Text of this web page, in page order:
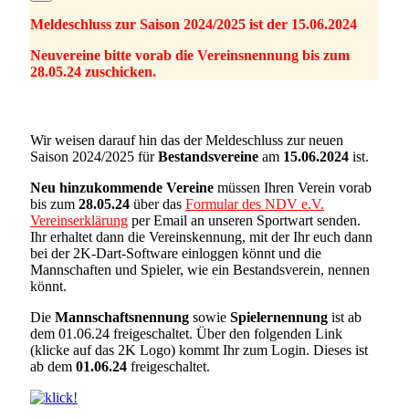
Meldeschluss zur Saison 2024/2025 ist der 15.06.2024
Neuvereine bitte vorab die Vereinsnennung bis zum
28.05.24 zuschicken.
Wir weisen darauf hin das der Meldeschluss zur neuen
Saison 2024/2025 fürBestandsvereine am 15.06.2024 ist.
Neu hinzukommende Vereine müssen Ihren Verein vorab
bis zum 28.05.24 über das Formular des NDV e.V.
Vereinserklärung per Email an unseren Sportwart senden.
Ihr erhaltet dann die Vereinskennung, mit der Ihr euch dann
bei der 2K-Dart-Software einloggen könnt und die
Mannschaften und Spieler, wie ein Bestandsverein, nennen
könnt.
Die Mannschaftsnennung sowie Spielernennung ist ab
dem 01.06.24 freigeschaltet. Über den folgenden Link
(klicke auf das 2K Logo) kommt Ihr zum Login. Dieses ist
ab dem 01.06.24 freigeschaltet.